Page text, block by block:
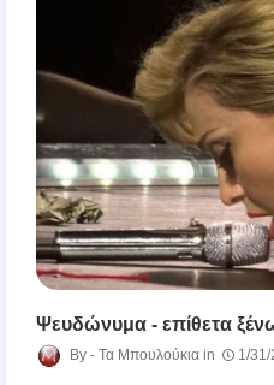
Ψευδώνυμα - επίθετα
Τα Μπουλούκια 1/